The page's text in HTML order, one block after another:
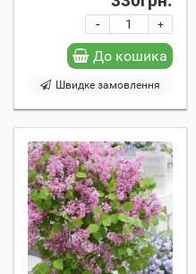
+
-
До кошика
Швидке замовлення